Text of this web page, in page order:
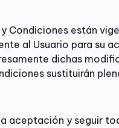
Condiciones están
al Usuario para su
dichas
sustituirán
aceptación y seguir